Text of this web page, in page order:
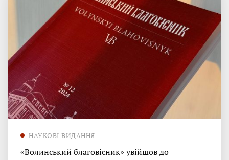
НАУКОВІ ВИДАННЯ
«Волинський благовісник» увійшов до